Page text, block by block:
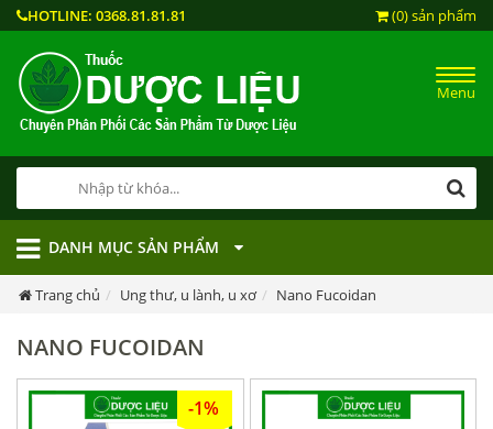
HOTLINE: 0368.81.81.81 (0) sản phẩm
Menu
DANH MỤC SẢN PHẨM
Trang chủ Ung thư, u lành, u xơ Nano Fucoidan
NANO FUCOIDAN
-1%